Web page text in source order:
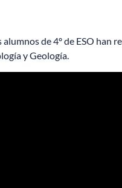
alumnos de 4º de ESO han
y Geología.